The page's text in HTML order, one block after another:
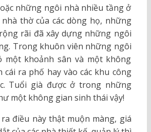
những ngôi nhà nhiều tầng ở
nhà thờ của các dòng họ, những
rãi đã xây dựng những ngôi
Trong khuôn viên những ngôi
một khoảnh sân và một không
cái ra phố hay vào các khu công
Tuổi già được ở trong những
một không gian sinh thái vậy!
điều này thật muộn màng, giá